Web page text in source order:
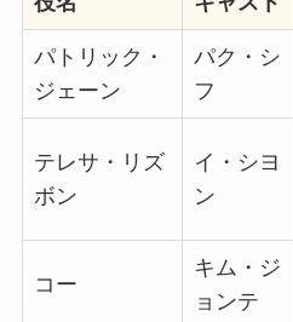
パトリック・
ジェーン
パク・シ
フ
テレサ・リズ
ボン
イ・シヨ
ン
コー
キム・ジ
ョンテ